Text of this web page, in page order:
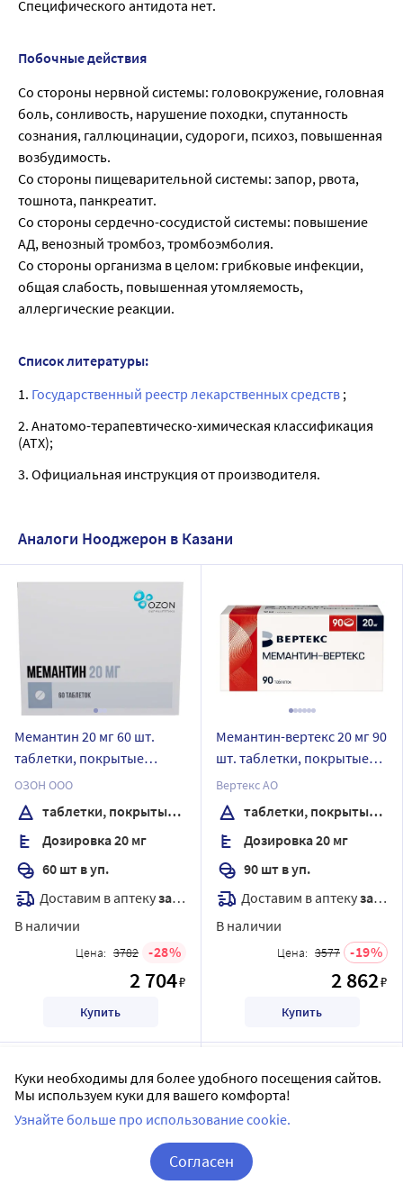
Специфического антидота нет.
Побочные действия
Со стороны нервной системы: головокружение, головная
боль, сонливость, нарушение походки, спутанность
сознания, галлюцинации, судороги, психоз, повышенная
возбудимость.
Со стороны пищеварительной системы: запор, рвота,
тошнота, панкреатит.
Со стороны сердечно-сосудистой системы: повышение
АД, венозный тромбоз, тромбоэмболия.
Со стороны организма в целом: грибковые инфекции,
общая слабость, повышенная утомляемость,
аллергические реакции.
Список литературы:
1. Государственный реестр лекарственных средств ;
2. Анатомо-терапевтическо-химическая классификация
(ATX);
3. Официальная инструкция от производителя.
Аналоги Нооджерон в Казани
Мемантин 20 мг 60 шт.
таблетки, покрытые
пленочной оболочкой
ОЗОН ООО
таблетки, покрытые пленочной оболочкой
Дозировка 20 мг
60 шт в уп.
Доставим в аптекузавтра
В наличии
Цена: 3782 28
2 704₽
Купить
Мемантин-вертекс 20 мг 90
шт. таблетки, покрытые
пленочной оболочкой
блистер
Вертекс АО
таблетки, покрытые пленочной оболочкой
Дозировка 20 мг
90 шт в уп.
Доставим в аптекузавтра
В наличии
Цена: 3577 19
2 862₽
Купить
Куки необходимы для более удобного посещения сайтов.
Мы используем куки для вашего комфорта!
Узнайте больше про использование cookie.
Согласен